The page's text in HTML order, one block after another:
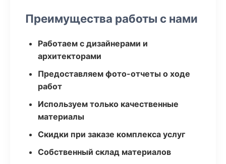
Преимущества работы с нами
Работаем с дизайнерами и
архитекторами
Предоставляем фото-отчеты о ходе
работ
Используем только качественные
материалы
Скидки при заказе комплекса услуг
Собственный склад материалов